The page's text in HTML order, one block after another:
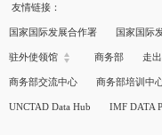
友情链接：
国家国际发展合作署 国家国际
驻外使领馆 商务部 走
商务部交流中心 商务部培训中
UNCTAD Data Hub IMF DATA